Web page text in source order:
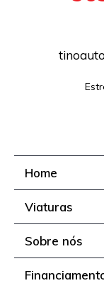
Home
Viaturas
Sobre nós